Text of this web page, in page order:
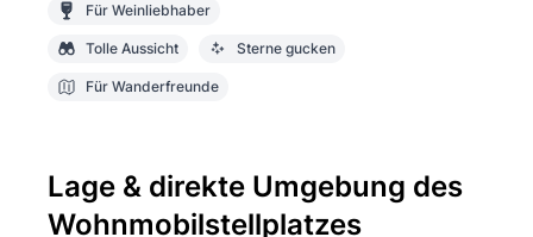
Für Weinliebhaber
Tolle Aussicht Sterne gucken
Für Wanderfreunde
Lage & direkte Umgebung des
Wohnmobilstellplatzes